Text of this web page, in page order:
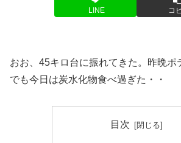
LINE コ
おお、45キロ台に振れてきた。昨晩ポ
でも今日は炭水化物食べ過ぎた・・
目次